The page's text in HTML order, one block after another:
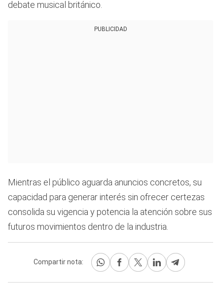
debate musical británico.
PUBLICIDAD
Mientras el público aguarda anuncios concretos, su
capacidad para generar interés sin ofrecer certezas
consolida su vigencia y potencia la atención sobre sus
futuros movimientos dentro de la industria.
Compartir nota: